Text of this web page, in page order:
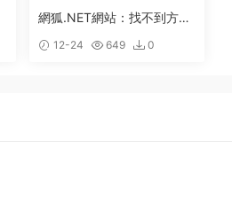
網狐.NET網站：找不到方
e.Serialization.DataContra
12-24 649 0